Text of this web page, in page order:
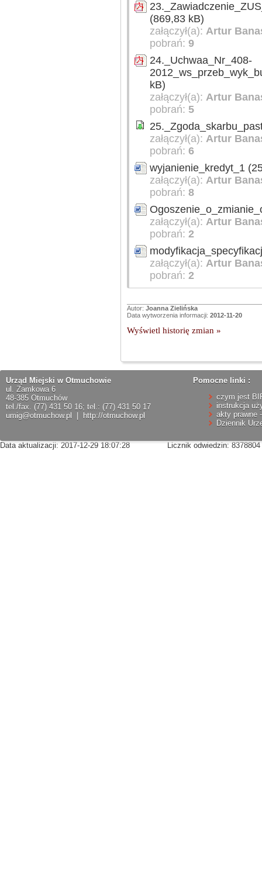
(869,83 kB)
załączył(a): Artur
pobrań: 9
24._Uchwaa_Nr_408-
kB)
załączył(a): Artur
pobrań: 5
załączył(a): Artur
pobrań: 6
wyjanienie_kredyt_1
załączył(a): Artur
pobrań: 8
załączył(a): Artur
pobrań: 2
załączył(a): Artur
pobrań: 2
Autor: Joanna Zielińska
Data wytworzenia informacji: 2012-11-20
Wyświetl historię zmian »
Urząd Miejski w Otmuchowie
ul. Zamkowa 6
48-385 Otmuchów
tel./fax. (77) 431 50 16; tel.: (77) 431 50 17
umig@otmuchow.pl
http://otmuchow.pl
Pomocne linki :
czym jest
instrukcja
akty prawne
Dziennik
Data aktualizacji: 2017-12-29 18:07:28 Licznik odwiedzin: 8378804